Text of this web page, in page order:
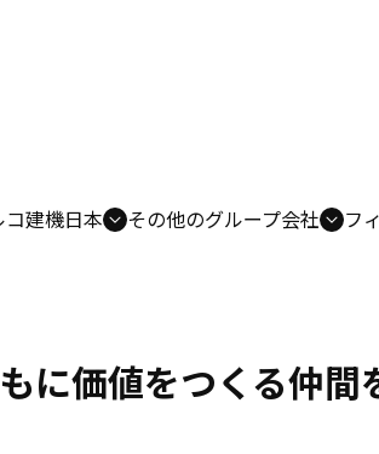
コ建機日本 その他のグループ会社 フ
に価値をつくる仲